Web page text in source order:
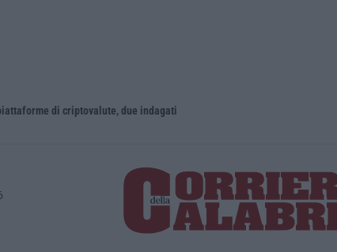
di criptovalute, due indagati